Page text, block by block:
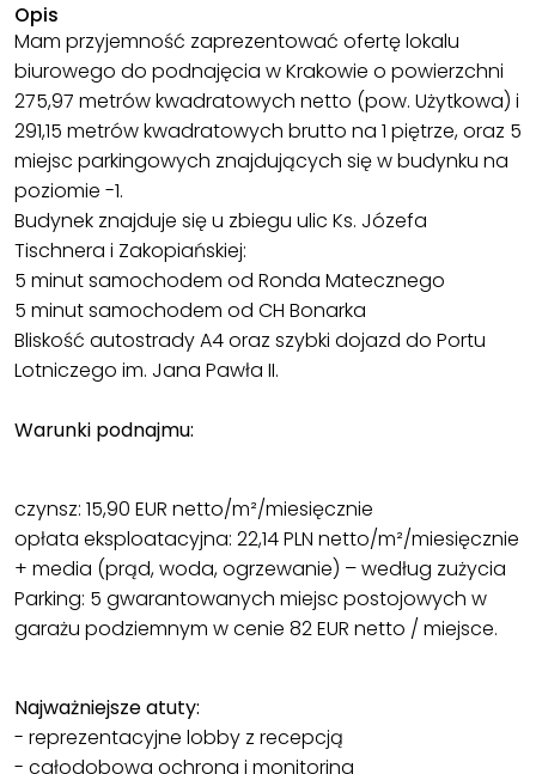
Opis
Mam przyjemność zaprezentować ofertę lokalu
biurowego do podnajęcia w Krakowie o powierzchni
275,97 metrów kwadratowych netto (pow. Użytkowa) i
291,15 metrów kwadratowych brutto na 1 piętrze, oraz 5
miejsc parkingowych znajdujących się w budynku na
poziomie -1.
Budynek znajduje się u zbiegu ulic Ks. Józefa
Tischnera i Zakopiańskiej:
5 minut samochodem od Ronda Matecznego
5 minut samochodem od CH Bonarka
Bliskość autostrady A4 oraz szybki dojazd do Portu
Lotniczego im. Jana Pawła II.
Warunki podnajmu:
czynsz: 15,90 EUR netto/m²/miesięcznie
opłata eksploatacyjna: 22,14 PLN netto/m²/miesięcznie
+ media (prąd, woda, ogrzewanie) – według zużycia
Parking: 5 gwarantowanych miejsc postojowych w
garażu podziemnym w cenie 82 EUR netto / miejsce.
Najważniejsze atuty:
- reprezentacyjne lobby z recepcją
- całodobowa ochrona i monitoring